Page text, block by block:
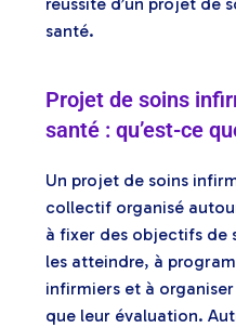
santé.
Projet de soins
santé : qu’est-ce
Un projet de soins
collectif organisé
à fixer des objectifs de
les atteindre, à
infirmiers et à
que leur évaluation.